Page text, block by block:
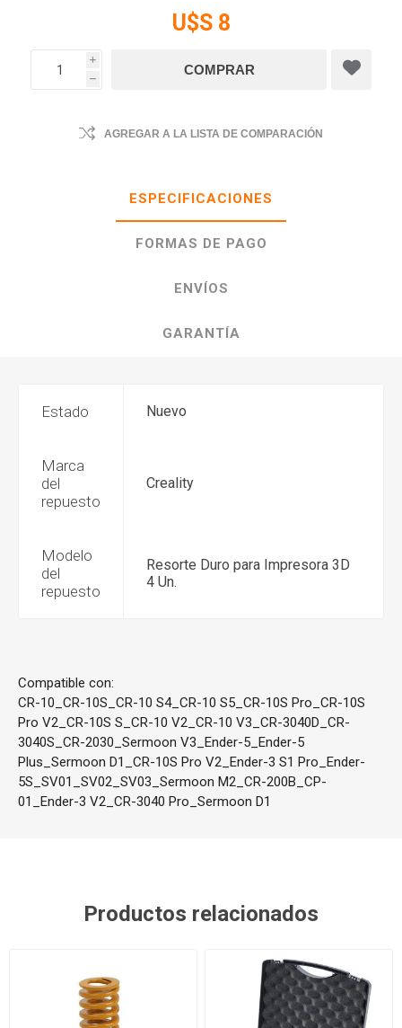
U$S 8
i
h
AGREGAR A LA LISTA DE COMPARACIÓN
ESPECIFICACIONES
FORMAS DE PAGO
ENVÍOS
GARANTÍA
Estado Nuevo
Marca
del
repuesto
Creality
Modelo
del
repuesto
Resorte Duro para Impresora 3D
4 Un.
Compatible con:
CR-10_CR-10S_CR-10 S4_CR-10 S5_CR-10S Pro_CR-10S
Pro V2_CR-10S S_CR-10 V2_CR-10 V3_CR-3040D_CR-
3040S_CR-2030_Sermoon V3_Ender-5_Ender-5
Plus_Sermoon D1_CR-10S Pro V2_Ender-3 S1 Pro_Ender-
5S_SV01_SV02_SV03_Sermoon M2_CR-200B_CP-
01_Ender-3 V2_CR-3040 Pro_Sermoon D1
Productos relacionados